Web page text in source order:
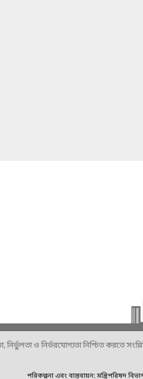
ও নির্ভরযোগ্যতা নিশ্চিত করতে
পরিকল্পনা এবং বাস্তবায়ন: মন্ত্রিপরিষদ